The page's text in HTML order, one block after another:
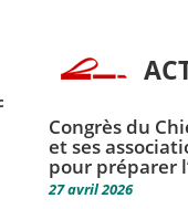
Congrès du
et ses
pour préparer
27 avril 2026